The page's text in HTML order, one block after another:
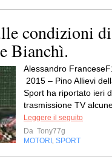
condizioni di
Bianchì.
Alessandro
2015 – Pino Allievi
Sport ha riportato ieri
trasmissione TV
Leggere il seguito
Da Tony77g
MOTORI
SPORT